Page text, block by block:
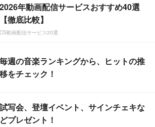
2026年動画配信サービスおすすめ40選
【徹底比較】
CS動画配信サービス20選
毎週の音楽ランキングから、ヒットの推
移をチェック！
試写会、登壇イベント、サインチェキな
どプレゼント！